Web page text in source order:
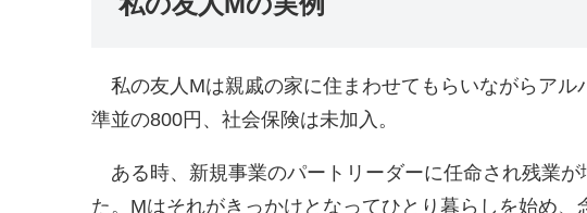
私の友人Mは親戚の家に住まわせてもらいながらアル
準並の800円、社会保険は未加入。
ある時、新規事業のパートリーダーに任命され残業
た。Mはそれがきっかけとなってひとり暮らしを始め